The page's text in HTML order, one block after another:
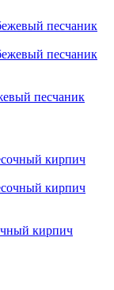
песчаник
кирпич